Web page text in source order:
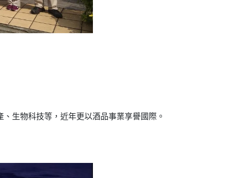
生物科技等，近年更以酒品事業享譽國際。